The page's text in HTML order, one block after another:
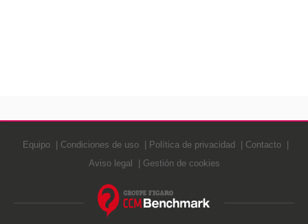
Equipo Condiciones de uso Política de privacidad
Contacto
Aviso legal
Gestión de cookies